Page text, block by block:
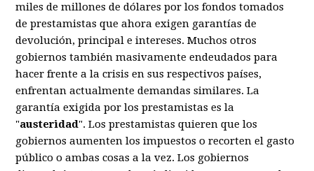
miles de millones de dólares por los fondos tomados
de prestamistas que ahora exigen garantías de
devolución, principal e intereses. Muchos otros
gobiernos también masivamente endeudados para
hacer frente a la crisis en sus respectivos países,
enfrentan actualmente demandas similares. La
garantía exigida por los prestamistas es la
"austeridad". Los prestamistas quieren que los
gobiernos aumenten los impuestos o recorten el gasto
público o ambas cosas a la vez. Los gobiernos